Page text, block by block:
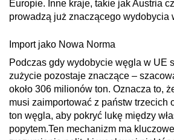
Europie. Inne kraje, takie jak Austria
prowadzą już znaczącego wydobycia
Import jako Nowa Norma
Podczas gdy wydobycie węgla w UE
zużycie pozostaje znaczące –
około 306 milionów ton. Oznacza to,
musi zaimportować z państw trzecich
ton węgla, aby pokryć lukę między
popytem.Ten mechanizm ma